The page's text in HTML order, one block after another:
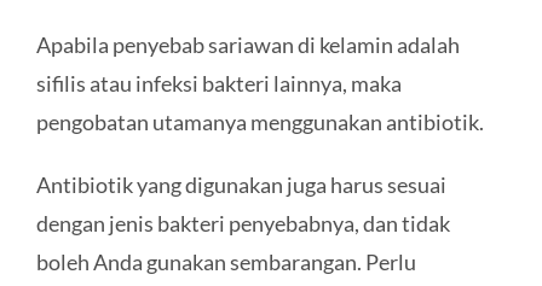
Apabila penyebab sariawan di kelamin adalah
sifilis atau infeksi bakteri lainnya, maka
pengobatan utamanya menggunakan antibiotik.
Antibiotik yang digunakan juga harus sesuai
dengan jenis bakteri penyebabnya, dan tidak
boleh Anda gunakan sembarangan. Perlu